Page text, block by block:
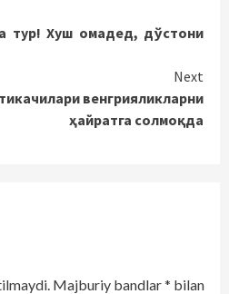
тур! Хуш омадед, дўстони
Next
венгрияликларни
ҳайратга солмоқда
Majburiy bandlar* bilan